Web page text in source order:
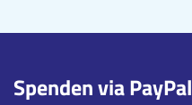
Spenden via PayPal